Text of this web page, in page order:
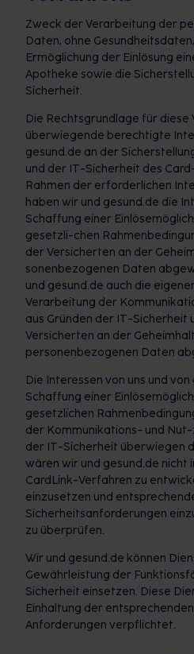
Zweck der Verarbeitung der
Daten, ohne
Ermöglichung der Einlösung
Apotheke sowie die
Sicherheit.
Die Rechtsgrundlage für diese
überwiegende berechtigte
gesund.de an der
und der IT-Sicherheit des
Rahmen der erforderlichen
haben wir und gesund.de die
Schaffung einer
gesetzli-chen
der Versicherten an der
sonenbezogenen Daten
und gesund.de auch die
Verarbeitung der
aus Gründen der IT-Sicherheit
Versicherten an der
personenbezogenen Daten
Die Interessen von uns und
Schaffung einer
gesetzlichen
der Kommunikations- und
der IT-Sicherheit überwiegen
wären wir und gesund.de nicht
CardLink-Verfahren zu
einzusetzen und
Sicherheitsanforderungen
zu überprüfen.
Wir und gesund.de können
Gewährleistung der
Sicherheit einsetzen. Diese
Einhaltung der
Anforderungen verpflichtet.